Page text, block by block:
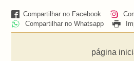
Compartilhar no Facebook
Compartilhar no Whatsapp
página